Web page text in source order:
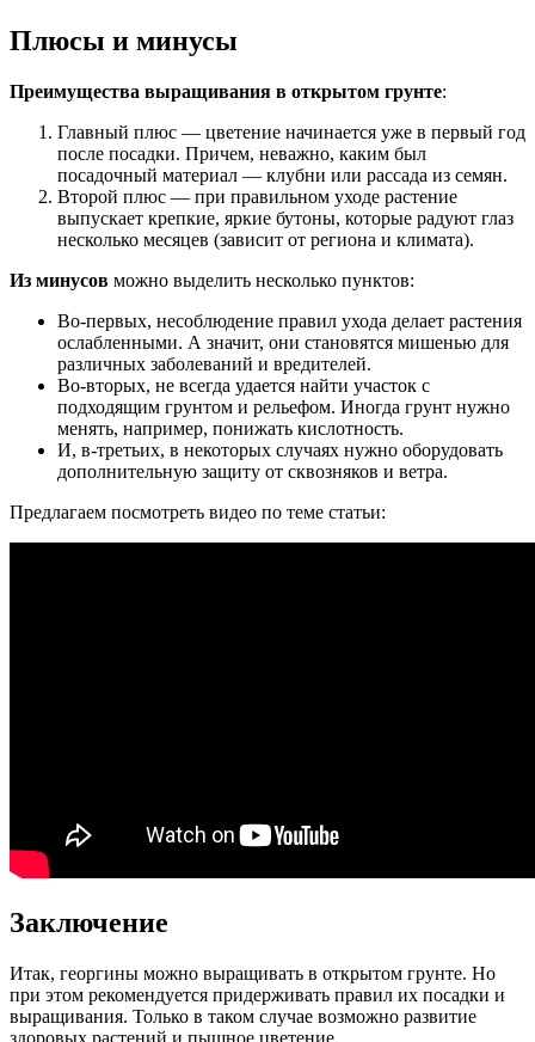
Плюсы и минусы
Преимущества выращивания в открытом грунте:
Главный плюс — цветение начинается уже в первый год
после посадки. Причем, неважно, каким был
посадочный материал — клубни или рассада из семян.
Второй плюс — при правильном уходе растение
выпускает крепкие, яркие бутоны, которые радуют глаз
несколько месяцев (зависит от региона и климата).
Из минусов можно выделить несколько пунктов:
Во-первых, несоблюдение правил ухода делает растения
ослабленными. А значит, они становятся мишенью для
различных заболеваний и вредителей.
Во-вторых, не всегда удается найти участок с
подходящим грунтом и рельефом. Иногда грунт нужно
менять, например, понижать кислотность.
И, в-третьих, в некоторых случаях нужно оборудовать
дополнительную защиту от сквозняков и ветра.
Предлагаем посмотреть видео по теме статьи:
Заключение
Итак, георгины можно выращивать в открытом грунте. Но
при этом рекомендуется придерживать правил их посадки и
выращивания. Только в таком случае возможно развитие
здоровых растений и пышное цветение.